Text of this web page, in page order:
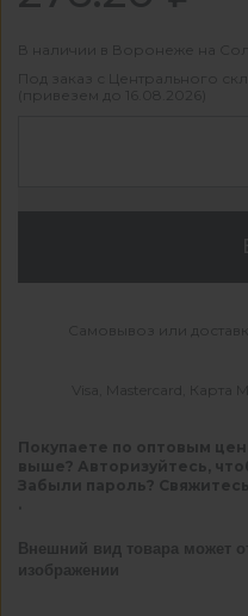
В наличии в Воронеже на
Под заказ с Центрального
(привезем до 16.08.2026)
Самовывоз или
Visa, Mastercard, Карта
Покупаете по оптовым
выше? Авторизуйтесь,
Забыли пароль?
Внешний вид товара может
изображении